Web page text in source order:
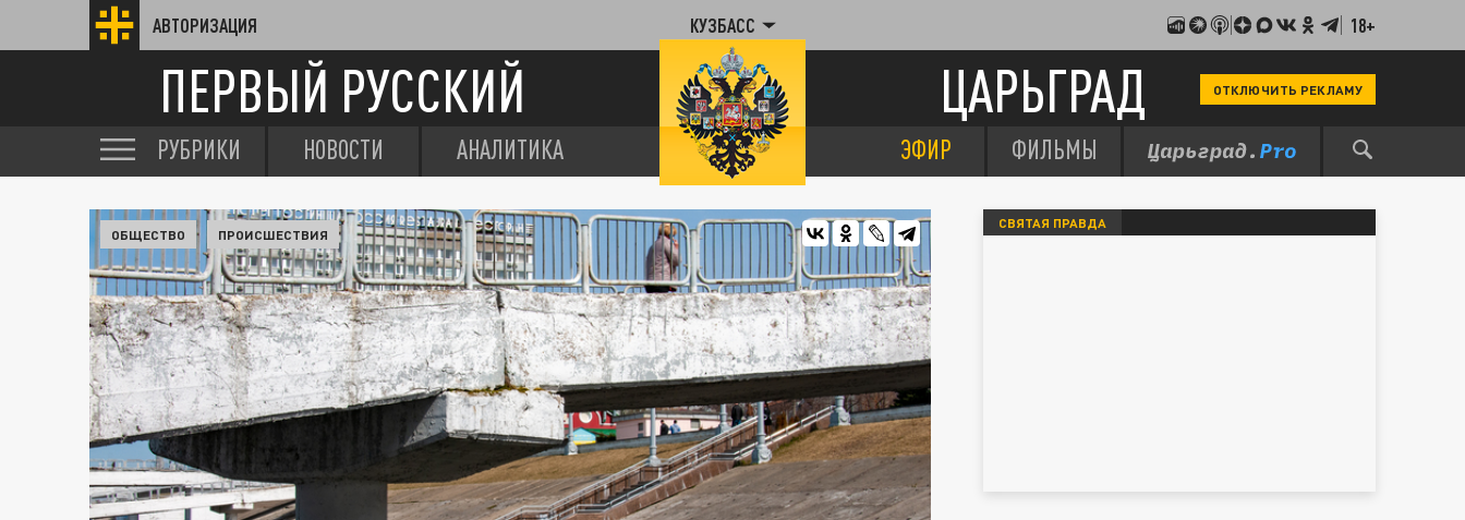
АВТОРИЗАЦИЯ КУЗБАСС 18+
ПЕРВЫЙ РУССКИЙ ЦАРЬГРАД ОТКЛЮЧИТЬ РЕКЛАМУ
РУБРИКИ НОВОСТИ АНАЛИТИКА ЭФИР ФИЛЬМЫ
ОБЩЕСТВО ПРОИСШЕСТВИЯ
СВЯТАЯ ПРАВДА